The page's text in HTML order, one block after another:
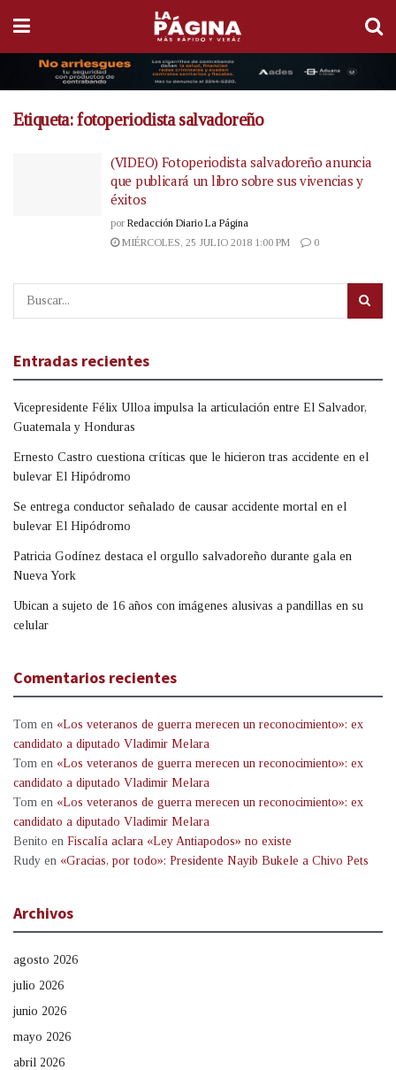
Etiqueta:fotoperiodista salvadoreño
(VIDEO) Fotoperiodista salvadoreño anuncia
que publicará un libro sobre sus vivencias y
éxitos
por Redacción Diario La Página
MIÉRCOLES, 25 JULIO 2018 1:00 PM
0
Entradas recientes
Vicepresidente Félix Ulloa impulsa la articulación entre El Salvador,
Guatemala y Honduras
Ernesto Castro cuestiona críticas que le hicieron tras accidente en el
bulevar El Hipódromo
Se entrega conductor señalado de causar accidente mortal en el
bulevar El Hipódromo
Patricia Godínez destaca el orgullo salvadoreño durante gala en
Nueva York
Ubican a sujeto de 16 años con imágenes alusivas a pandillas en su
celular
Comentarios recientes
Tom en «Los veteranos de guerra merecen un reconocimiento»: ex
candidato a diputado Vladimir Melara
Tom en «Los veteranos de guerra merecen un reconocimiento»: ex
candidato a diputado Vladimir Melara
Tom en «Los veteranos de guerra merecen un reconocimiento»: ex
candidato a diputado Vladimir Melara
Benito en Fiscalía aclara «Ley Antiapodos» no existe
Rudy en «Gracias, por todo»: Presidente Nayib Bukele a Chivo Pets
Archivos
agosto 2026
julio 2026
junio 2026
mayo 2026
abril 2026